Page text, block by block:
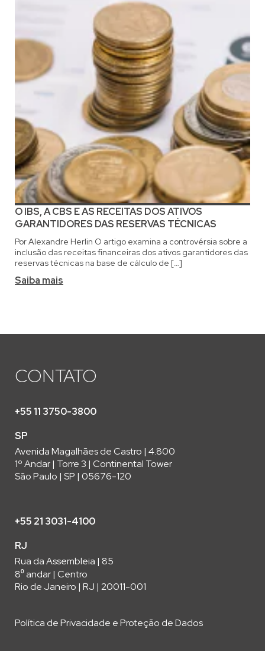
O IBS, A CBS E AS RECEITAS DOS ATIVOS
GARANTIDORES DAS RESERVAS TÉCNICAS
Por Alexandre Herlin O artigo examina a controvérsia sobre a
inclusão das receitas financeiras dos ativos garantidores das
reservas técnicas na base de cálculo de […]
Saiba mais
CONTATO
+55 11 3750-3800
SP
Avenida Magalhães de Castro | 4.800
1º Andar | Torre 3 | Continental Tower
São Paulo | SP | 05676-120
+55 21 3031-4100
RJ
Rua da Assembleia | 85
8⁰ andar | Centro
Rio de Janeiro | RJ | 20011-001
Política de Privacidade e Proteção de Dados